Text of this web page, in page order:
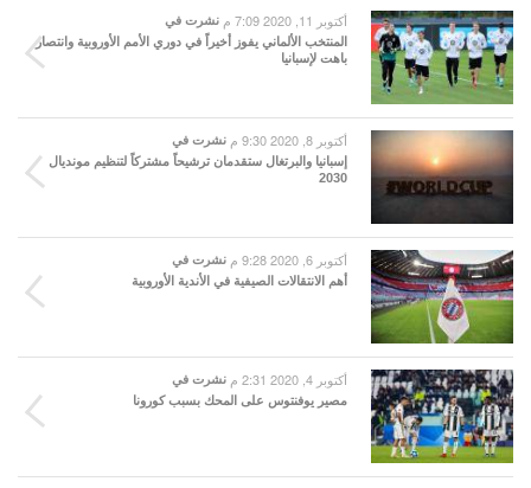
نشرت في أكتوبر 11, 2020 7:09 م
المنتخب الألماني يفوز أخيراً في دوري الأمم الأوروبية وانتصار
باهت لإسبانيا
نشرت في أكتوبر 8, 2020 9:30 م
إسبانيا والبرتغال ستقدمان ترشيحاً مشتركاً لتنظيم مونديال
2030
نشرت في أكتوبر 6, 2020 9:28 م
أهم الانتقالات الصيفية في الأندية الأوروبية
نشرت في أكتوبر 4, 2020 2:31 م
مصير يوفنتوس على المحك بسبب كورونا